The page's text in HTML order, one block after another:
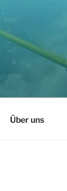
Über uns